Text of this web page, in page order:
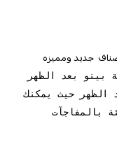
جديد ومميزه
بينو بعد الظهر
الظهر حيث يمكنك
بالمفاجآت